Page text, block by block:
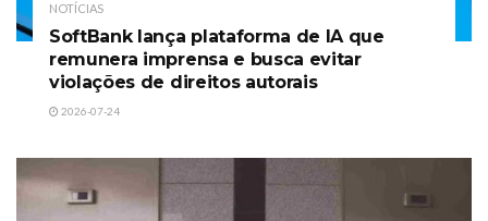
NOTÍCIAS
SoftBank lança plataforma de IA que
remunera imprensa e busca evitar
violações de direitos autorais
2026-07-24